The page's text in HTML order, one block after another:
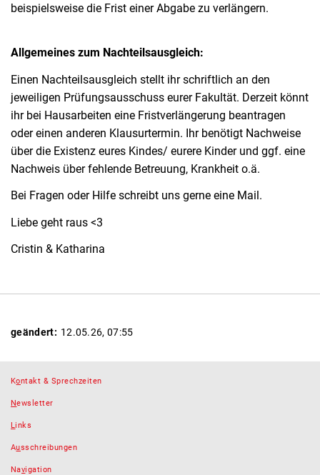
beispielsweise die Frist einer Abgabe zu verlängern.
Allgemeines zum Nachteilsausgleich:
Einen Nachteilsausgleich stellt ihr schriftlich an den
jeweiligen Prüfungsausschuss eurer Fakultät. Derzeit könnt
ihr bei Hausarbeiten eine Fristverlängerung beantragen
oder einen anderen Klausurtermin. Ihr benötigt Nachweise
über die Existenz eures Kindes/ eurere Kinder und ggf. eine
Nachweis über fehlende Betreuung, Krankheit o.ä.
Bei Fragen oder Hilfe schreibt uns gerne eine Mail.
Liebe geht raus <3
Cristin & Katharina
geändert: 12.05.26, 07:55
Kontakt & Sprechzeiten
Newsletter
Links
Ausschreibungen
Navigation